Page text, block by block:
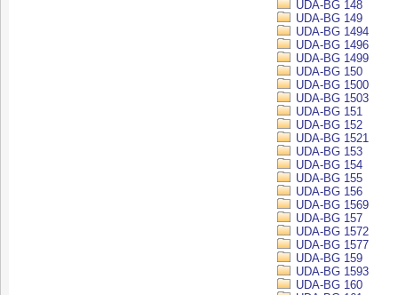
UDA-BG 148
UDA-BG 149
UDA-BG 1494
UDA-BG 1496
UDA-BG 1499
UDA-BG 150
UDA-BG 1500
UDA-BG 1503
UDA-BG 151
UDA-BG 152
UDA-BG 1521
UDA-BG 153
UDA-BG 154
UDA-BG 155
UDA-BG 156
UDA-BG 1569
UDA-BG 157
UDA-BG 1572
UDA-BG 1577
UDA-BG 159
UDA-BG 1593
UDA-BG 160